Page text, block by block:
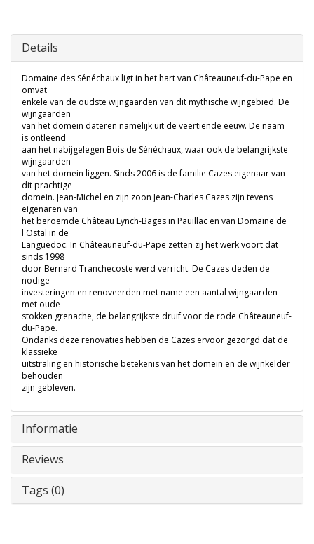
Details
Domaine des Sénéchaux ligt in het hart van Châteauneuf-du-Pape en
omvat
enkele van de oudste wijngaarden van dit mythische wijngebied. De
wijngaarden
van het domein dateren namelijk uit de veertiende eeuw. De naam
is ontleend
aan het nabijgelegen Bois de Sénéchaux, waar ook de belangrijkste
wijngaarden
van het domein liggen. Sinds 2006 is de familie Cazes eigenaar van
dit prachtige
domein. Jean-Michel en zijn zoon Jean-Charles Cazes zijn tevens
eigenaren van
het beroemde Château Lynch-Bages in Pauillac en van Domaine de
l'Ostal in de
Languedoc. In Châteauneuf-du-Pape zetten zij het werk voort dat
sinds 1998
door Bernard Tranchecoste werd verricht. De Cazes deden de
nodige
investeringen en renoveerden met name een aantal wijngaarden
met oude
stokken grenache, de belangrijkste druif voor de rode Châteauneuf-
du-Pape.
Ondanks deze renovaties hebben de Cazes ervoor gezorgd dat de
klassieke
uitstraling en historische betekenis van het domein en de wijnkelder
behouden
zijn gebleven.
Informatie
Reviews
Tags (0)